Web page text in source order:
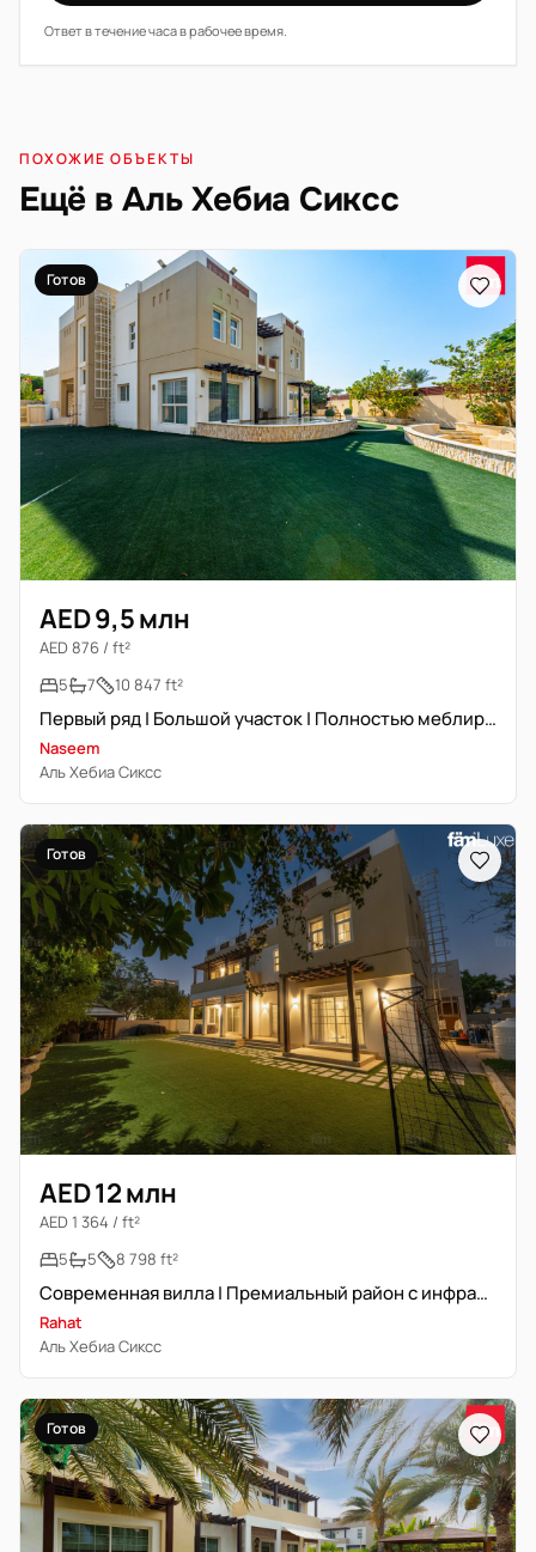
Ответ в течение часа в рабочее время.
ПОХОЖИЕ ОБЪЕКТЫ
Ещё в Аль Хебиа Сиксс
Готов
AED 9,5 млн
AED 876 / ft²
5
7 10 847 ft²
Первый ряд | Большой участок | Полностью меблирована
Naseem
Аль Хебиа Сиксс
Готов
AED 12 млн
AED 1 364 / ft²
5
5 8 798 ft²
Современная вилла | Премиальный район с инфраструктурой
Rahat
Аль Хебиа Сиксс
Готов